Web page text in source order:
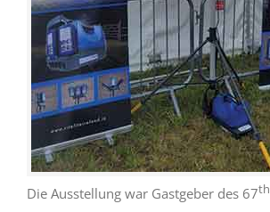
Die Ausstellung war Gastgeber des 67th